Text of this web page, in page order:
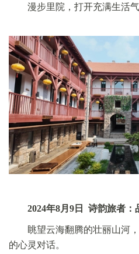
漫步里院，打开充满生活
2024年8月9日 诗韵旅者：
眺望云海翻腾的壮丽山河
的心灵对话。